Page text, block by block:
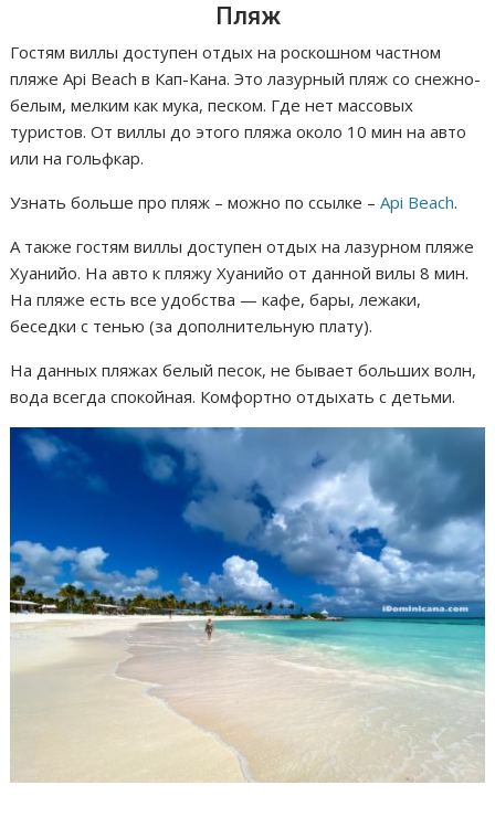
Пляж
Гостям виллы доступен отдых на роскошном частном
пляже Api Beach в Кап-Кана. Это лазурный пляж со снежно-
белым, мелким как мука, песком. Где нет массовых
туристов. От виллы до этого пляжа около 10 мин на авто
или на гольфкар.
Узнать больше про пляж – можно по ссылке –Api Beach.
А также гостям виллы доступен отдых на лазурном пляже
Хуанийо. На авто к пляжу Хуанийо от данной вилы 8 мин.
На пляже есть все удобства — кафе, бары, лежаки,
беседки с тенью (за дополнительную плату).
На данных пляжах белый песок, не бывает больших волн,
вода всегда спокойная. Комфортно отдыхать с детьми.